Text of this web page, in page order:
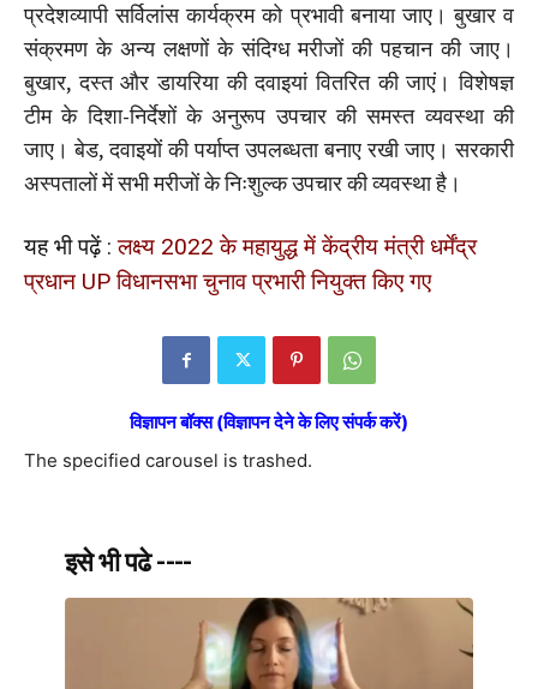
प्रदेशव्यापी सर्विलांस कार्यक्रम को प्रभावी बनाया जाए। बुखार व
संक्रमण के अन्य लक्षणों के संदिग्ध मरीजों की पहचान की जाए।
बुखार, दस्त और डायरिया की दवाइयां वितरित की जाएं। विशेषज्ञ
टीम के दिशा-निर्देशों के अनुरूप उपचार की समस्त व्यवस्था की
जाए। बेड, दवाइयों की पर्याप्त उपलब्धता बनाए रखी जाए। सरकारी
अस्पतालों में सभी मरीजों के निःशुल्क उपचार की व्यवस्था है।
यह भी पढ़ें :लक्ष्य 2022 के महायुद्ध में केंद्रीय मंत्री धर्मेंद्र
प्रधान UP विधानसभा चुनाव प्रभारी नियुक्त किए गए
विज्ञापन बॉक्स (विज्ञापन देने के लिए संपर्क करें)
The specified carousel is trashed.
इसे भी पढे ----